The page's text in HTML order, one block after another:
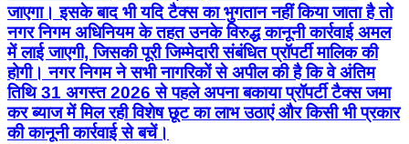
जाएगा। इसके बाद भी यदि टैक्स का भुगतान नहीं किया जाता है तो
नगर निगम अधिनियम के तहत उनके विरुद्ध कानूनी कार्रवाई अमल
में लाई जाएगी, जिसकी पूरी जिम्मेदारी संबंधित प्रॉपर्टी मालिक की
होगी। नगर निगम ने सभी नागरिकों से अपील की है कि वे अंतिम
तिथि 31 अगस्त 2026 से पहले अपना बकाया प्रॉपर्टी टैक्स जमा
कर ब्याज में मिल रही विशेष छूट का लाभ उठाएं और किसी भी प्रकार
की कानूनी कार्रवाई से बचें।